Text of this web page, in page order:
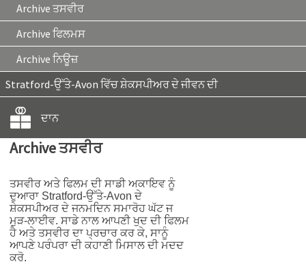
Archive ਤਸਵੀਰ
Archive ਫਿਲਮਸ
Archive ਨਿਊਜ਼
Stratford-ਉੱਤੇ-Avon ਵਿੱਚ ਸ਼ੇਕਸਪੀਅਰ ਦੇ ਜੀਵਨ ਦੀ
ਦਾਨ
Archive ਤਸਵੀਰ
ਤਸਵੀਰ ਅਤੇ ਫਿਲਮ ਦੀ ਸਾਡੀ ਅਕਾਇਵ ਨੂੰ
ਦੁਆਰਾ Stratford-ਉੱਤੇ-Avon ਦੇ
ਸ਼ੇਕਸਪੀਅਰ ਦੇ ਜਨਮਦਿਨ ਸਮਾਰੋਹ ਘੱਟ ਜ
ਮੁੜ-ਲਾਈਵ. ਸਾਡੇ ਨਾਲ ਆਪਣੀ ਖੁਦ ਦੀ ਫਿਲਮ
ਹੈ ਅਤੇ ਤਸਵੀਰ ਦਾ ਪ੍ਰਚਾਰ ਕਰ ਕੇ, ਸਾਨੂੰ
ਆਪਣੇ ਪਰੰਪਰਾ ਦੀ ਕਹਾਣੀ ਮਿਸਾਲ ਦੀ ਮਦਦ
ਕਰੋ.